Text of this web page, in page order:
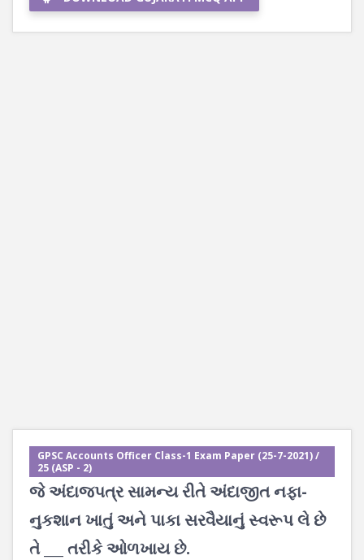
GPSC Accounts Officer Class-1 Exam Paper (25-7-2021) /
25 (ASP - 2)
જે અંદાજપત્ર સામન્ય રીતે અંદાજીત નફા-
નુકશાન ખાતું અને પાકા સરવૈયાનું સ્વરૂપ લે છે
તે ___ તરીકે ઓળખાય છે.